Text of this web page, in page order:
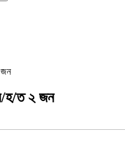
জন
হ/ত ২ জন